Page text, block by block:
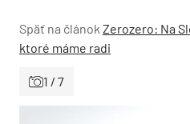
Späť na článok Zerozero: Na
ktoré máme radi
1 / 7